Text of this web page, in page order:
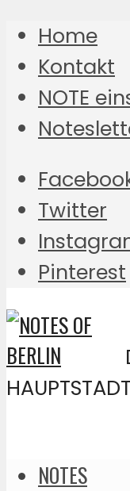
Home
Kontakt
NOTE
Twitter
Pinterest
NOTES